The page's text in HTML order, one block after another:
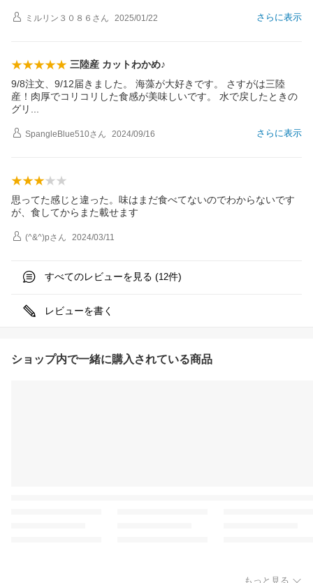
さらに表示
ミルリン３０８６ さん 2025/01/22
三陸産 カットわかめ♪
9/8注文、9/12届きました。 海藻が大好きです。 さすがは三陸
産！肉厚でコリコリした食感が美味しいです。 水で戻したときの
グリ
さらに表示
SpangleBlue510さん 2024/09/16
思ってた感じと違った。味はまだ食べてないのでわからないです
が、食してからまた載せます
(^&^)pさん 2024/03/11
すべてのレビューを見る (12件)
レビューを書く
ショップ内で一緒に購入されている商品
もっと見る